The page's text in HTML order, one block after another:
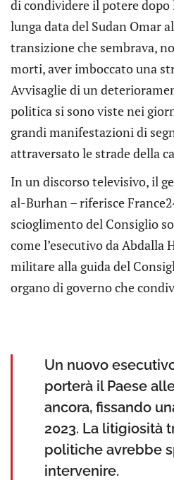
di condividere il potere dopo
lunga data del Sudan Omar
transizione che sembrava,
morti, aver imboccato una
Avvisaglie di un
politica si sono viste nei
grandi manifestazioni di
attraversato le strade della
In un discorso televisivo, il
al-Burhan – riferisce
scioglimento del Consiglio
come l’esecutivo da Abdalla
militare alla guida del
organo di governo che
Un nuovo
porterà il Paese
ancora, fissando
2023. La litigiosità
politiche avrebbe
intervenire.